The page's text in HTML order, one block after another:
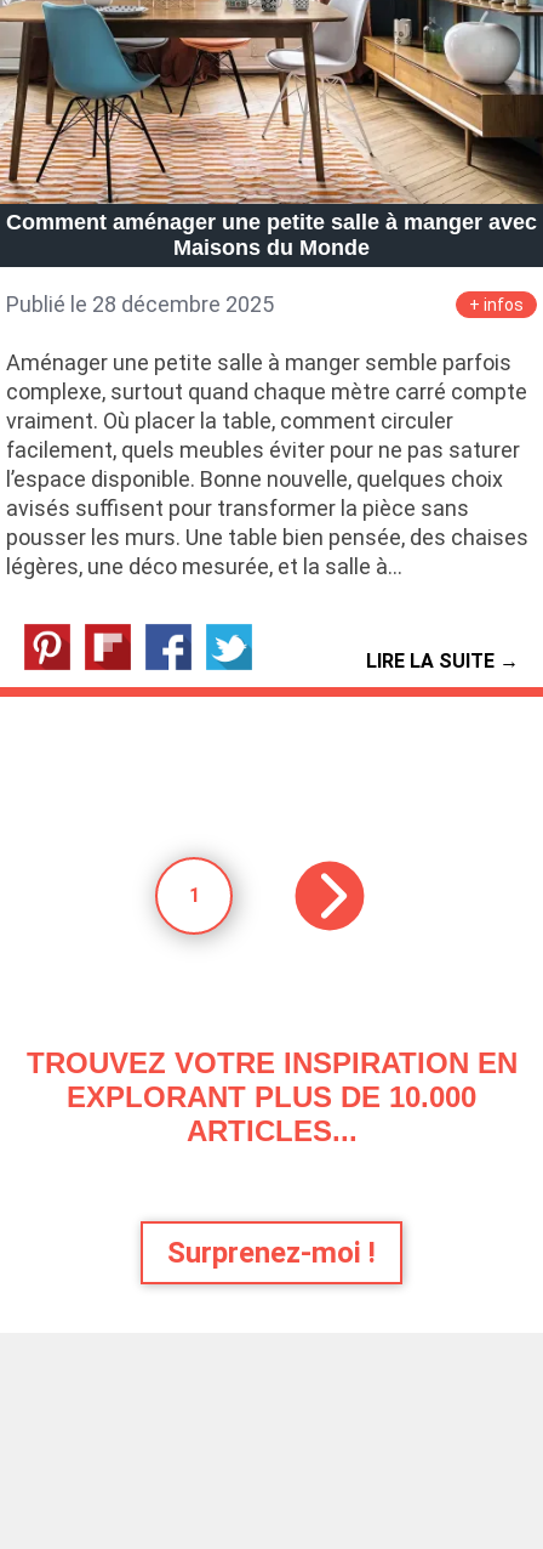
Comment aménager une petite salle à manger avec
Maisons du Monde
Publié le 28 décembre 2025 + infos
Aménager une petite salle à manger semble parfois
complexe, surtout quand chaque mètre carré compte
vraiment. Où placer la table, comment circuler
facilement, quels meubles éviter pour ne pas saturer
l’espace disponible. Bonne nouvelle, quelques choix
avisés suffisent pour transformer la pièce sans
pousser les murs. Une table bien pensée, des chaises
légères, une déco mesurée, et la salle à…
LIRE LA SUITE →
1
TROUVEZ VOTRE INSPIRATION EN
EXPLORANT PLUS DE 10.000
ARTICLES...
Surprenez-moi !